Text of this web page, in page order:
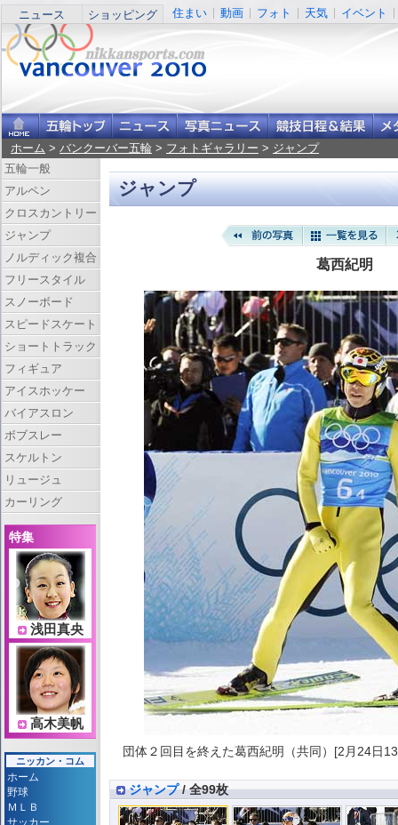
ニュース ショッピング 住まい 動画 フォト 天気 イベント
ホーム > バンクーバー五輪 > フォトギャラリー > ジャンプ
ジャンプ
葛西紀明
団体２回目を終えた葛西紀明（共同）[2月24日
ジャンプ/ 全99枚
五輪一般
アルペン
クロスカントリー
ジャンプ
ノルディック複合
フリースタイル
スノーボード
スピードスケート
ショートトラック
フィギュア
アイスホッケー
バイアスロン
ボブスレー
スケルトン
リュージュ
カーリング
特集
浅田真央
高木美帆
ニッカン・コム
ホーム
野球
ＭＬＢ
サッカー